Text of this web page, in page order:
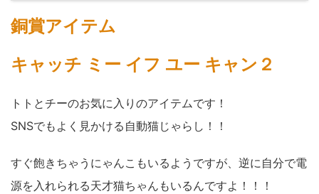
銅賞アイテム
キャッチ ミー イフ ユー キャン２
トトとチーのお気に入りのアイテムです！
SNSでもよく見かける自動猫じゃらし！！
すぐ飽きちゃうにゃんこもいるようですが、逆に自分で電
源を入れられる天才猫ちゃんもいるんですよ！！！